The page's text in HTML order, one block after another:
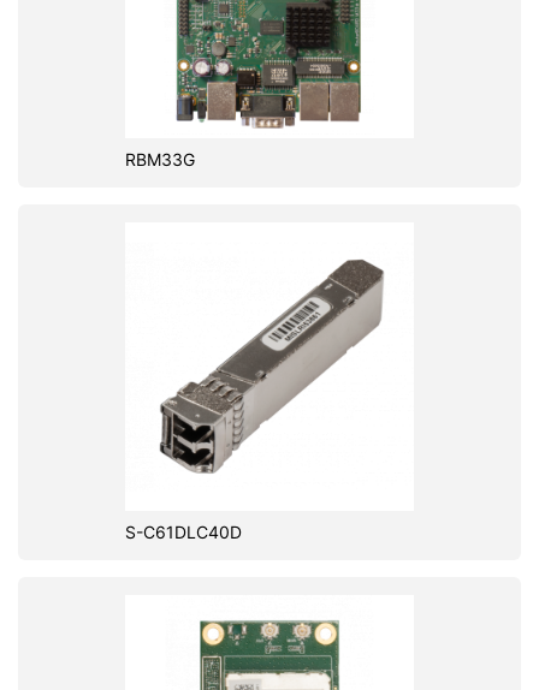
RBM33G
S-C61DLC40D